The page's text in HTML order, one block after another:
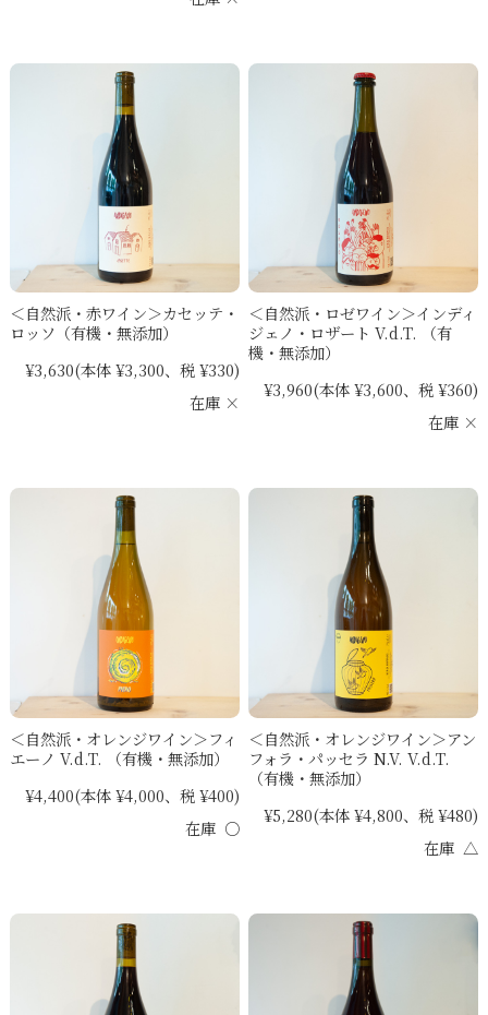
＜自然派・赤ワイン＞カセッテ・
ロッソ（有機・無添加）
¥3,630(本体 ¥3,300、税 ¥330)
在庫 ×
＜自然派・ロゼワイン＞インディ
ジェノ・ロザート V.d.T. （有
機・無添加）
¥3,960(本体 ¥3,600、税 ¥360)
在庫 ×
＜自然派・オレンジワイン＞フィ
エーノ V.d.T. （有機・無添加）
¥4,400(本体 ¥4,000、税 ¥400)
在庫 ○
＜自然派・オレンジワイン＞アン
フォラ・パッセラ N.V. V.d.T.
（有機・無添加）
¥5,280(本体 ¥4,800、税 ¥480)
在庫 △